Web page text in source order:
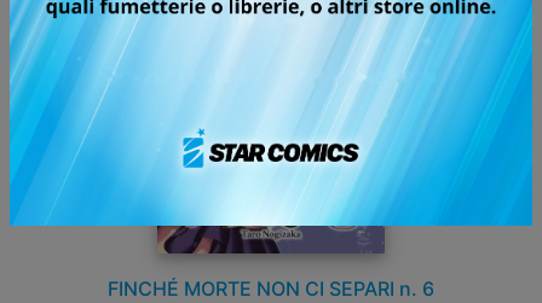
FINCHÉ MORTE NON CI SEPARI n. 6